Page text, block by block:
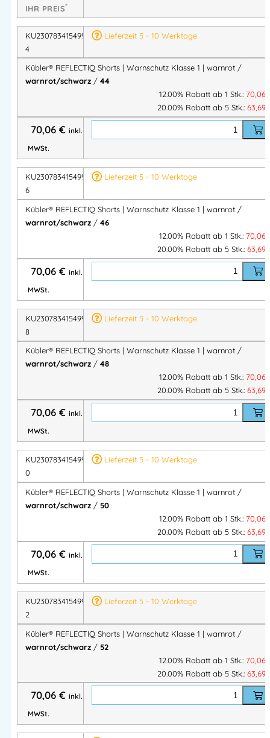
ergonomische Schnitt
sicheren Sitz ermöglichen.
Zahlreiche funktionale Taschen bieten Platz für Werkzeuge,
Zollstock oder Smartphone – perfekt für Handwerk, Logistik
und Baugewerbe.
Technische Details
Merk
Model
Mater
ial
85 % Polyester, 15 % Baumwolle
matur
Schnit
Reflex
nte
Segmentiertes & durchgehendes Reflexband
2 Reflexstreifen am Bein umlaufend (5 cm breit)
Kontr Taschen, Patten & Seitenteile mit CORDURA®-
Verstärkung
en
2 Seitentaschen mit Übergriff-Funktion • 2
Gesäßtaschen (eine mit Patte) • Meterstabtasche
Versc
hluss
Schlitz mit Reißverschluss
Stabil & verstärkt mit CORDURA®
zierun
gen
EN ISO 20471:2013 + A1:2016 Klasse 1
Eigen
schaft
en
Schmutzabweisend • Ergonomisch • Atmungsaktiv •
Strapazierfähig
Produktvorteile auf einen Blick
EN ISO 20471 Klasse 1– zertifizierter Warnschutz für
CORDURA®-Verstärkungen– hohe Abriebfestigkeit &
IHR PREIS*
KU2307834154994
4
Lieferzeit 5 - 10 Werktage
Kübler® REFLECTIQ Shorts | Warnschutz Klasse 1 | warnrot /
warnrot/schwarz/ 44
12.00% Rabatt ab 1 Stk.: 70,06
20.00% Rabatt ab 5 Stk.: 63,69
70,06 € inkl.
MWSt.
KU2307834154994
6
Lieferzeit 5 - 10 Werktage
Kübler® REFLECTIQ Shorts | Warnschutz Klasse 1 | warnrot /
warnrot/schwarz/ 46
12.00% Rabatt ab 1 Stk.: 70,06
20.00% Rabatt ab 5 Stk.: 63,69
70,06 € inkl.
MWSt.
KU2307834154994
8
Lieferzeit 5 - 10 Werktage
Kübler® REFLECTIQ Shorts | Warnschutz Klasse 1 | warnrot /
warnrot/schwarz/ 48
12.00% Rabatt ab 1 Stk.: 70,06
20.00% Rabatt ab 5 Stk.: 63,69
70,06 € inkl.
MWSt.
KU2307834154995
0
Lieferzeit 5 - 10 Werktage
Kübler® REFLECTIQ Shorts | Warnschutz Klasse 1 | warnrot /
warnrot/schwarz/ 50
12.00% Rabatt ab 1 Stk.: 70,06
20.00% Rabatt ab 5 Stk.: 63,69
70,06 € inkl.
MWSt.
KU2307834154995
2
Lieferzeit 5 - 10 Werktage
Kübler® REFLECTIQ Shorts | Warnschutz Klasse 1 | warnrot /
warnrot/schwarz/ 52
12.00% Rabatt ab 1 Stk.: 70,06
20.00% Rabatt ab 5 Stk.: 63,69
70,06 € inkl.
MWSt.